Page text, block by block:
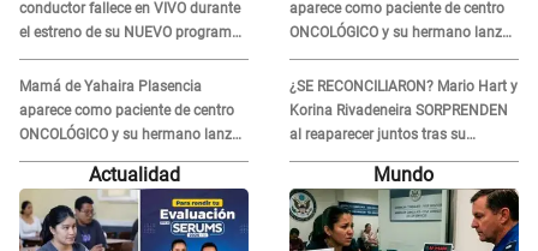
conductor fallece en VIVO durante
el estreno de su NUEVO programa:
así fueron sus últimos segundos al
aire
Mamá de Yahaira Plasencia
aparece como paciente de centro
ONCOLÓGICO y su hermano lanza
DESGARRADOR mensaje: "Hoy fue
la última..."
aparece como paciente de centro
ONCOLÓGICO y su hermano lanza
DESGARRADOR mensaje: "Hoy fue
la última..."
¿SE RECONCILIARON? Mario Hart y
Korina Rivadeneira SORPRENDEN
al reaparecer juntos tras su
DOLOROSA separación: “Que
Actualidad Mundo